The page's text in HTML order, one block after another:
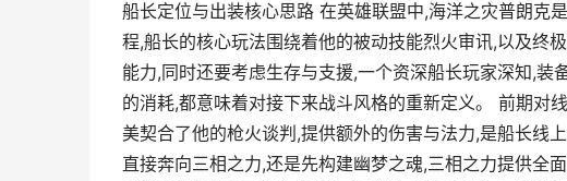
船长定位与出装核心思路 在英雄联盟中,海洋之灾普朗克
程,船长的核心玩法围绕着他的被动技能烈火审讯,以及终
能力,同时还要考虑生存与支援,一个资深船长玩家深知,
的消耗,都意味着对接下来战斗风格的重新定义。 前期对
美契合了他的枪火谈判,提供额外的伤害与法力,是船长线
直接奔向三相之力,还是先构建幽梦之魂,三相之力提供全